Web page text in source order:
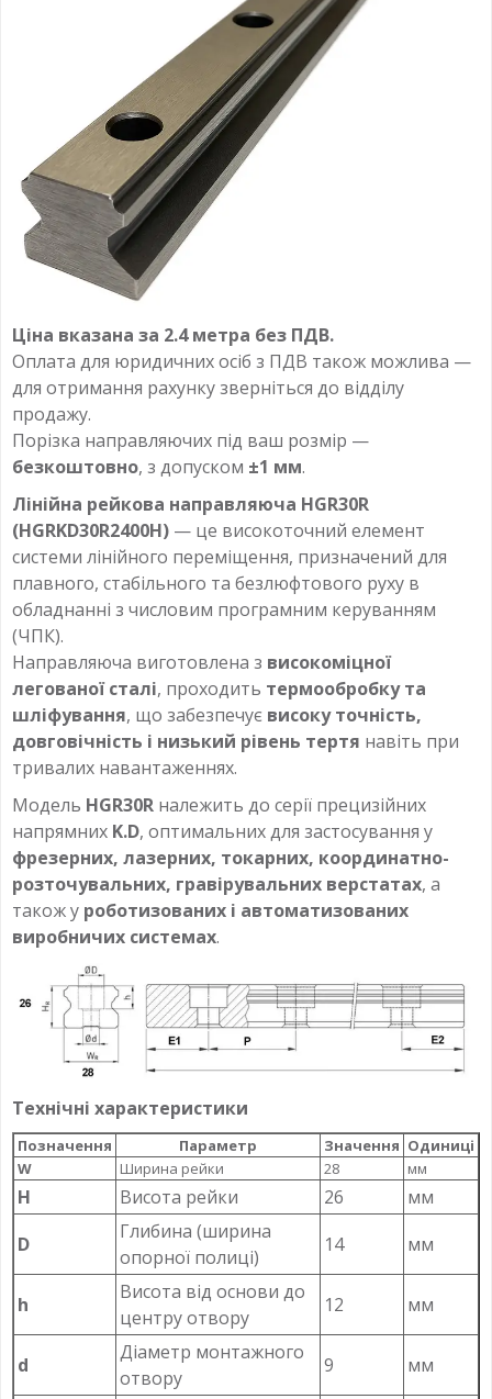
Ціна вказана за 2.4 метра без ПДВ.
Оплата для юридичних осіб з ПДВ також можлива —
для отримання рахунку зверніться до відділу
продажу.
Порізка направляючих під ваш розмір —
безкоштовно, з допуском ±1 мм.
Лінійна рейкова направляюча HGR30R
(HGRKD30R2400H) — це високоточний елемент
системи лінійного переміщення, призначений для
плавного, стабільного та безлюфтового руху в
обладнанні з числовим програмним керуванням
(ЧПК).
Направляюча виготовлена з високоміцної
легованої сталі, проходить термообробку та
шліфування, що забезпечує високу точність,
довговічність і низький рівень тертя навіть при
тривалих навантаженнях.
Модель HGR30R належить до серії прецизійних
напрямних K.D, оптимальних для застосування у
фрезерних, лазерних, токарних, координатно-
розточувальних, гравірувальних верстатах, а
також у роботизованих і автоматизованих
виробничих системах.
Технічні характеристики
Позначення Параметр Значення Одиниці
W
Ширина рейки 28 мм
H Висота рейки 26
мм
D
Глибина (ширина
опорної полиці)
14 мм
h
Висота від основи до
центру отвору
12 мм
d
Діаметр монтажного
отвору
9 мм